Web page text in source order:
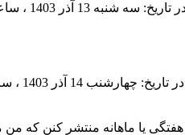
تاریخ: سه شنبه 13 آذر 1403 ، ساعت 04:09 ق ظ
در تاریخ: چهارشنب 14 آذر 1403 ، ساعت 05:09 ق ظ